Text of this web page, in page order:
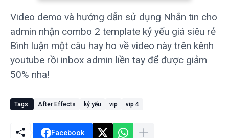
Video demo và hướng dẫn sử dụng Nhắn tin cho
admin nhận combo 2 template kỷ yếu giá siêu rẻ
Bình luận một câu hay ho về video này trên kênh
youtube rồi inbox admin liền tay để được giảm
50% nha!
Tags: After Effects kỷ yếu vip vip 4
Facebook